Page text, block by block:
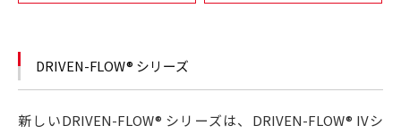
DRIVEN-FLOW® シリーズ
新しいDRIVEN-FLOW® シリーズは、DRIVEN-FLOW® IVシ